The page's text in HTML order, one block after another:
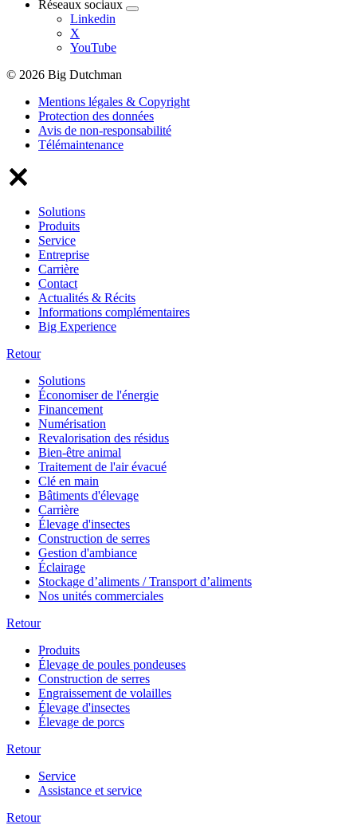
Réseaux sociaux
Linkedin
X
YouTube
© 2026 Big Dutchman
Mentions légales & Copyright
Protection des données
Avis de non-responsabilité
Télémaintenance
Solutions
Produits
Service
Entreprise
Carrière
Contact
Actualités & Récits
Informations complémentaires
Big Experience
Retour
Solutions
Économiser de l'énergie
Financement
Numérisation
Revalorisation des résidus
Bien-être animal
Traitement de l'air évacué
Clé en main
Bâtiments d'élevage
Carrière
Élevage d'insectes
Construction de serres
Gestion d'ambiance
Éclairage
Stockage d’aliments / Transport d’aliments
Nos unités commerciales
Retour
Produits
Élevage de poules pondeuses
Construction de serres
Engraissement de volailles
Élevage d'insectes
Élevage de porcs
Retour
Service
Assistance et service
Retour